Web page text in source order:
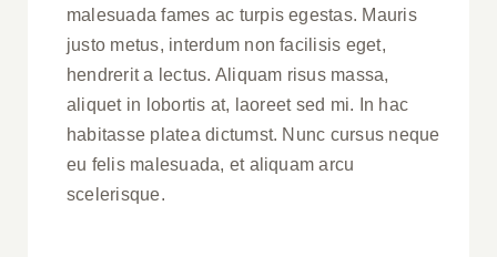
malesuada fames ac turpis egestas. Mauris
justo metus, interdum non facilisis eget,
hendrerit a lectus. Aliquam risus massa,
aliquet in lobortis at, laoreet sed mi. In hac
habitasse platea dictumst. Nunc cursus neque
eu felis malesuada, et aliquam arcu
scelerisque.